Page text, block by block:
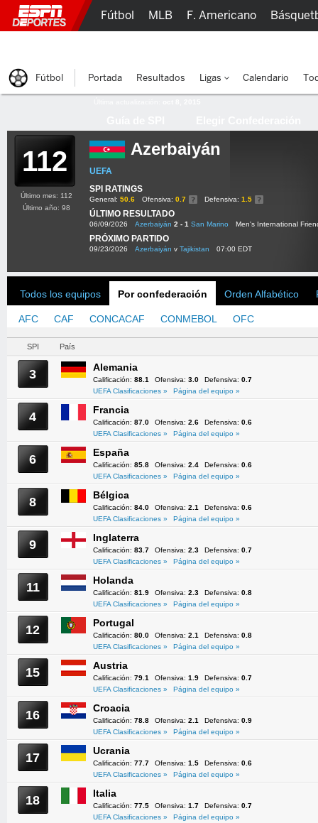
112 Azerbaiyán
UEFA
SPI RATINGS
General: 50.6 Ofensiva: 0.7 Defensiva: 1.5
ÚLTIMO RESULTADO
06/09/2026 Azerbaiyán 2 - 1 San Marino Men's International
PRÓXIMO PARTIDO
09/23/2026 Azerbaiyán v Tajikistan 07:00 EDT
Último mes: 112
Último año: 98
Todos los equipos Por confederación Orden Alfabético
AFC CAF CONCACAF CONMEBOL OFC
SPI País
3 Alemania
Calificación: 88.1 Ofensiva: 3.0 Defensiva: 0.7
UEFA Clasificaciones »
Página del equipo »
4 Francia
Calificación: 87.0 Ofensiva: 2.6 Defensiva: 0.6
UEFA Clasificaciones »
Página del equipo »
6 España
Calificación: 85.8 Ofensiva: 2.4 Defensiva: 0.6
UEFA Clasificaciones »
Página del equipo »
8 Bélgica
Calificación: 84.0 Ofensiva: 2.1 Defensiva: 0.6
UEFA Clasificaciones »
Página del equipo »
9 Inglaterra
Calificación: 83.7 Ofensiva: 2.3 Defensiva: 0.7
UEFA Clasificaciones »
Página del equipo »
11 Holanda
Calificación: 81.9 Ofensiva: 2.3 Defensiva: 0.8
UEFA Clasificaciones »
Página del equipo »
12 Portugal
Calificación: 80.0 Ofensiva: 2.1 Defensiva: 0.8
UEFA Clasificaciones »
Página del equipo »
15 Austria
Calificación: 79.1 Ofensiva: 1.9 Defensiva: 0.7
UEFA Clasificaciones »
Página del equipo »
16 Croacia
Calificación: 78.8 Ofensiva: 2.1 Defensiva: 0.9
UEFA Clasificaciones »
Página del equipo »
17 Ucrania
Calificación: 77.7 Ofensiva: 1.5 Defensiva: 0.6
UEFA Clasificaciones »
Página del equipo »
18 Italia
Calificación: 77.5 Ofensiva: 1.7 Defensiva: 0.7
UEFA Clasificaciones »
Página del equipo »
Fútbol MLB F. Americano
Fútbol Portada Resultados Ligas Calendario